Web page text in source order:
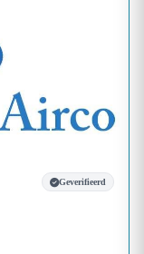
Geverifieerd